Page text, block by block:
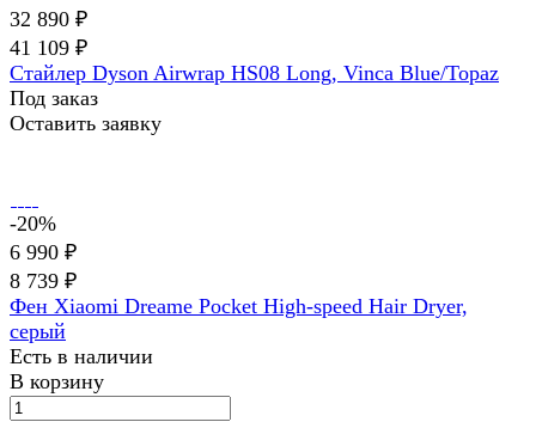
32 890 ₽
41 109 ₽
Стайлер Dyson Airwrap HS08 Long, Vinca Blue/Topaz
Под заказ
Оставить заявку
-20%
6 990 ₽
8 739 ₽
Фен Xiaomi Dreame Pocket High-speed Hair Dryer,
серый
Есть в наличии
В корзину